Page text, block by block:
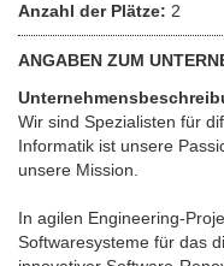
Anzahl der Plätze: 2
ANGABEN ZUM
Wir sind Spezialisten für
Informatik ist unsere
unsere Mission.
In agilen Engineering-
Softwaresysteme für das